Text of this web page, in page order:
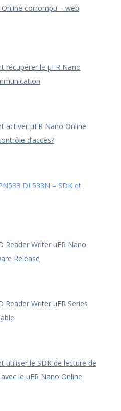
corrompu – web
récupérer le μFR Nano
activer μFR Nano Online
d’accès?
DL533N – SDK et
Reader Writer uFR Nano
Release
Reader Writer uFR Series
utiliser le SDK de lecture de
le μFR Nano Online